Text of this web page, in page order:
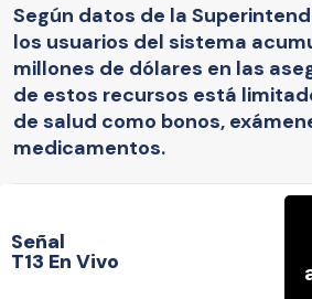
Según datos de la
los usuarios del sistema
millones de dólares en las
de estos recursos está
de salud como bonos,
medicamentos.
Señal
T13 En Vivo